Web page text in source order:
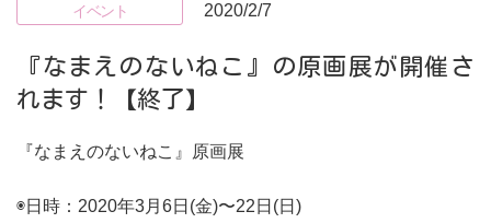
イベント 2020/2/7
『なまえのないねこ』の原画展が開催さ
れます！【終了】
『なまえのないねこ』原画展
◉日時：2020年3月6日(金)〜22日(日)